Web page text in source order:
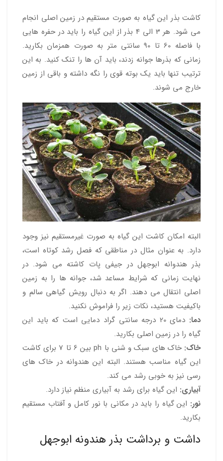
کاشت بذر این گیاه به صورت مستقیم در زمین اصلی انجام
می شود. هر 3 الی 4 بذر از این گیاه را باید در حفره هایی
با فاصله 60 تا 90 سانتی متر به صورت همزمان بکارید.
زمانی که بذرها جوانه زدند، باید آن ها را تنک کنید. به این
ترتیب تنها باید یک بوته قوی را نگه داشته و باقی از زمین
خارج می شوند.
البته امکان کاشت این گیاه به صورت غیرمستقیم نیز وجود
دارد. به عنوان مثال در مناطقی که فصل رشد کوتاه است،
بذر هندوانه ابوجهل در جیفی پات کاشته می شود. در
نهایت زمانی که شرایط مساعد شد، جوانه ها را به زمین
اصلی انتقال می دهند. اگر به دنبال رویش گیاهی سالم و
باکیفیت هستید، نکات زیر را فراموش نکنید.
دما:
دمای 20 درجه سانتی گراد دمایی است که باید این
گیاه را در زمین اصلی بکارید.
خاک:
خاک های سبک و شنی با ph بین 6 تا 7 برای کاشت
این گیاه مناسب هستند. البته این هندوانه در خاک های
رسی نیز به خوبی رشد می کند.
آبیاری: این گیاه برای رشد به آبیاری منظم نیاز دارد.
نور: این گیاه را باید در مکانی با نور کامل و آفتاب مستقیم
بکارید.
داشت و برداشت بذر هندونه ابوجهل